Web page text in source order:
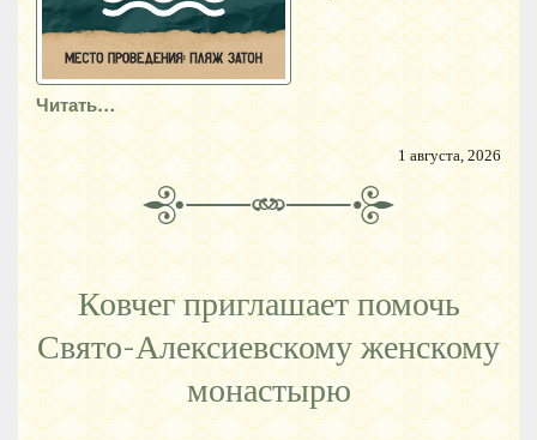
Читать…
1 августа, 2026
Ковчег приглашает помочь
Свято-Алексиевскому женскому
монастырю